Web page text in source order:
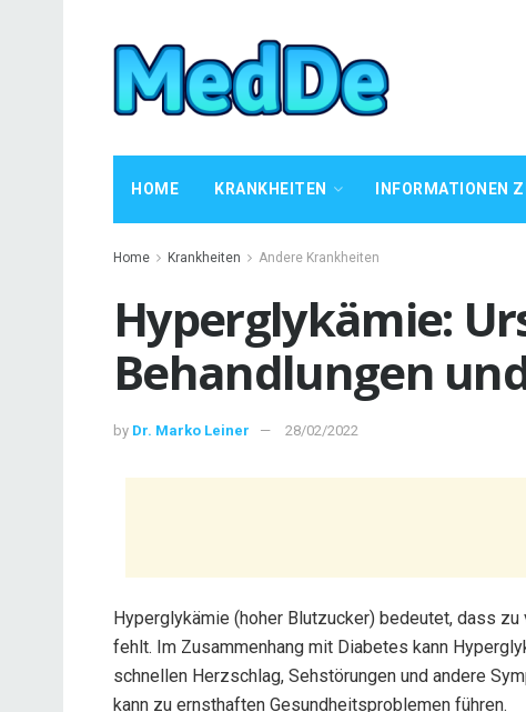
HOME KRANKHEITEN INFORMATIONEN
Home Krankheiten Andere Krankheiten
Hyperglykämie:
Behandlungen
by Dr. Marko Leiner 28/02/2022
Hyperglykämie (hoher Blutzucker) bedeutet, dass
fehlt. Im Zusammenhang mit Diabetes kann
schnellen Herzschlag, Sehstörungen und andere
kann zu ernsthaften Gesundheitsproblemen führen.